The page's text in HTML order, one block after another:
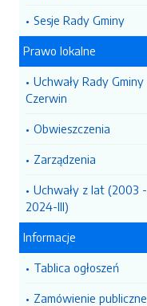
Sesje Rady Gminy
Prawo lokalne
Uchwały Rady Gminy
Czerwin
Obwieszczenia
Zarządzenia
Uchwały z lat (2003 -
2024-III)
Informacje
Tablica ogłoszeń
Zamówienie publiczne